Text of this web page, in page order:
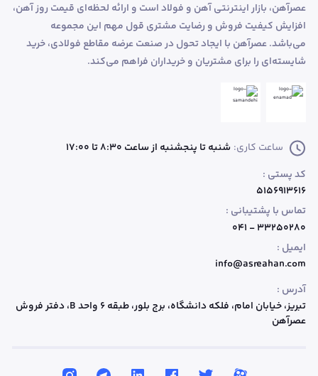
عصرآهن، بازار اینترنتی آهن و فولاد است و ارائه لحظه‌ای قیمت روز آهن،
افزایش کیفیت فروش و رضایت مشتری قول مهم این مجموعه
می‌باشد. عصرآهن با ایجاد تحول در صنعت عرضه مقاطع فولادی، خرید
شایسته‌ای را برای مشتریان و خریداران فراهم می‌کند.
ساعت کاری: شنبه تا پنجشنبه از ساعت 8:30 تا 17:00
کد پستی :
۵۱۵۶۹۱۳۶۱۶
تماس با پشتیبانی :
۳۳۲۵۰۲۸۰ - ۰۴۱
ایمیل :
info@asreahan.com
آدرس :
تبریز، خیابان امام، فلکه دانشگاه، برج بلور، طبقه ۶ واحد B
، دفتر فروش
عصرآهن